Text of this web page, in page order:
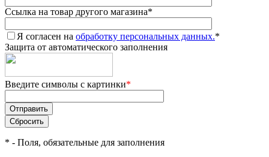
Ссылка на товар другого магазина*
Я согласен на обработку персональных данных.*
Защита от автоматического заполнения
Введите символы с картинки*
* - Поля, обязательные для заполнения